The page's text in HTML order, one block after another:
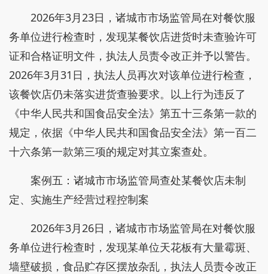
2026年3月23日，诸城市市场监管局在对餐饮服
务单位进行检查时，发现某餐饮店进货时未查验许可
证和合格证明文件，执法人员责令改正并予以警告。
2026年3月31日，执法人员再次对该单位进行检查，
该餐饮店仍未落实进货查验要求。以上行为违反了
《中华人民共和国食品安全法》第五十三条第一款的
规定，依据《中华人民共和国食品安全法》第一百二
十六条第一款第三项的规定对其立案查处。
案例五：诸城市市场监管局查处某餐饮店未制
定、实施生产经营过程控制案
2026年3月26日，诸城市市场监管局在对餐饮服
务单位进行检查时，发现某单位天花板有大量霉斑、
墙壁破损，食品贮存区摆放杂乱，执法人员责令改正